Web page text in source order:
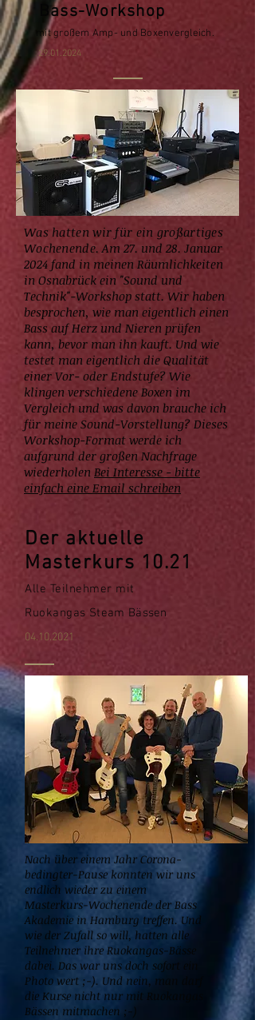
Bass-Workshop
mit großem Amp- und Boxenvergleich.
29.01.2024
Was hatten wir für ein großartiges
Wochenende. Am 27. und 28. Januar
2024 fand in meinen Räumlichkeiten
in Osnabrück ein "Sound und
Technik"-Workshop statt. Wir haben
besprochen, wie man eigentlich einen
Bass auf Herz und Nieren prüfen
kann, bevor man ihn kauft. Und wie
testet man eigentlich die Qualität
einer Vor- oder Endstufe? Wie
klingen verschiedene Boxen im
Vergleich und was davon brauche ich
für meine Sound-Vorstellung? Dieses
Workshop-Format werde ich
aufgrund der großen Nachfrage
wiederholen Bei Interesse - bitte
einfach eine Email schreiben
Der aktuelle
Masterkurs 10.21
Alle Teilnehmer mit
Ruokangas Steam Bässen
04.10.2021
Nach über einem Jahr Corona-
bedingter-Pause konnten wir uns
endlich wieder zu einem
Masterkurs-Wochenende der Bass
Akademie in Hamburg treffen. Und
wie der Zufall so will, hatten alle
Teilnehmer ihre Ruokangas-Bässe
dabei. Das war uns doch sofort ein
Photo wert ;-). Und nein, man darf
die Kurse nicht nur mit Ruokangas
Bässen mitmachen ;-)